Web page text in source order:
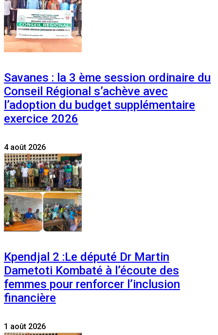
Savanes : la 3 ème session ordinaire du
Conseil Régional s’achève avec
l’adoption du budget supplémentaire
exercice 2026
4 août 2026
Kpendjal 2 :Le député Dr Martin
Dametoti Kombaté à l’écoute des
femmes pour renforcer l’inclusion
financière
1 août 2026